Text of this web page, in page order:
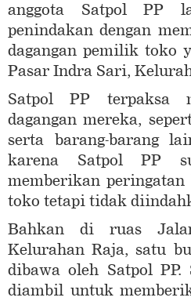
anggota Satpol PP
penindakan dengan
dagangan pemilik toko
Pasar Indra Sari,
Satpol PP terpaksa
dagangan mereka,
serta barang-barang
karena Satpol PP
memberikan
toko tetapi tidak
Bahkan di ruas
Kelurahan Raja, satu
dibawa oleh Satpol PP.
diambil untuk